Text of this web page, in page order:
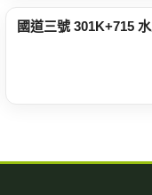
國道三號 301K+715